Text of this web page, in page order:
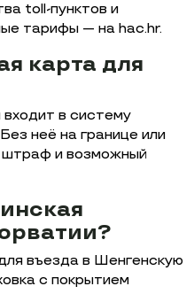
toll-пунктов и
тарифы — на hac.hr.
карта для
в систему
неё на границе или
штраф и возможный
въезда в Шенгенскую
с покрытием